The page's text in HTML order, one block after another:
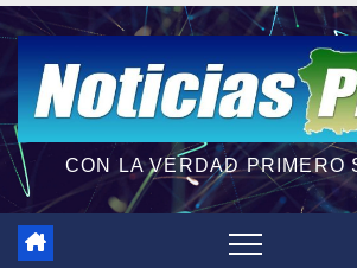
CON LA VERDAD PRIMERO